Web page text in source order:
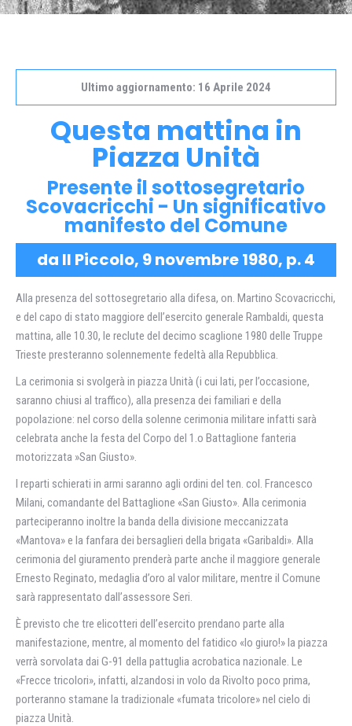
Ultimo aggiornamento: 16 Aprile 2024
Questa mattina in
Piazza Unità
Presente il sottosegretario
Scovacricchi - Un significativo
manifesto del Comune
da Il Piccolo, 9 novembre 1980, p. 4
Alla presenza del sottosegretario alla difesa, on. Martino Scovacricchi,
e del capo di stato maggiore dell’esercito generale Rambaldi, questa
mattina, alle 10.30, le reclute del decimo scaglione 1980 delle Truppe
Trieste presteranno solennemente fedeltà alla Repubblica.
La cerimonia si svolgerà in piazza Unità (i cui lati, per l’occasione,
saranno chiusi al traffico), alla presenza dei familiari e della
popolazione: nel corso della solenne cerimonia militare infatti sarà
celebrata anche la festa del Corpo del 1.o Battaglione fanteria
motorizzata »San Giusto».
I reparti schierati in armi saranno agli ordini del ten. col. Francesco
Milani, comandante del Battaglione «San Giusto». Alla cerimonia
parteciperanno inoltre la banda della divisione meccanizzata
«Mantova» e la fanfara dei bersaglieri della brigata «Garibaldi». Alla
cerimonia del giuramento prenderà parte anche il maggiore generale
Ernesto Reginato, medaglia d’oro al valor militare, mentre il Comune
sarà rappresentato dall’assessore Seri.
È previsto che tre elicotteri dell’esercito prendano parte alla
manifestazione, mentre, al momento del fatidico «lo giuro!» la piazza
verrà sorvolata dai G-91 della pattuglia acrobatica nazionale. Le
«Frecce tricolori», infatti, alzandosi in volo da Rivolto poco prima,
porteranno stamane la tradizionale «fumata tricolore» nel cielo di
piazza Unità.